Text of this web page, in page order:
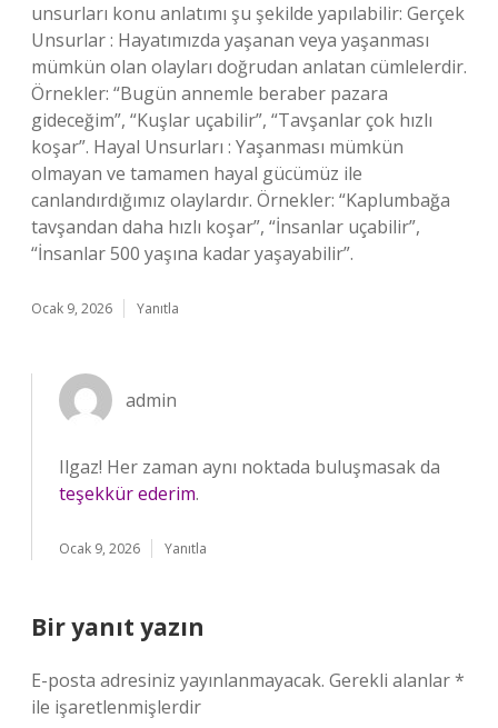
unsurları konu anlatımı şu şekilde yapılabilir: Gerçek
Unsurlar : Hayatımızda yaşanan veya yaşanması
mümkün olan olayları doğrudan anlatan cümlelerdir.
Örnekler: “Bugün annemle beraber pazara
gideceğim”, “Kuşlar uçabilir”, “Tavşanlar çok hızlı
koşar”. Hayal Unsurları : Yaşanması mümkün
olmayan ve tamamen hayal gücümüz ile
canlandırdığımız olaylardır. Örnekler: “Kaplumbağa
tavşandan daha hızlı koşar”, “İnsanlar uçabilir”,
“İnsanlar 500 yaşına kadar yaşayabilir”.
Ocak 9, 2026 Yanıtla
admin
Ilgaz! Her zaman aynı noktada buluşmasak da
teşekkür ederim.
Ocak 9, 2026 Yanıtla
Bir yanıt yazın
E-posta adresiniz yayınlanmayacak. Gerekli alanlar*
ile işaretlenmişlerdir